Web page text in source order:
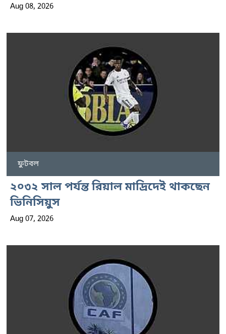
Aug 08, 2026
ফুটবল
২০৩২ সাল পর্যন্ত রিয়াল মাদ্রিদেই থাকছেন
ভিনিসিয়ুস
Aug 07, 2026